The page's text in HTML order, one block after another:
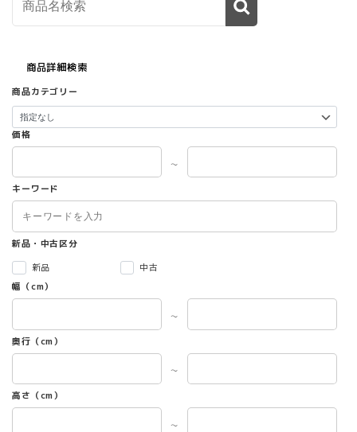
商品詳細検索
商品カテゴリー
価格
～
キーワード
新品・中古区分
新品
中古
幅（cm）
～
奥行（cm）
～
高さ（cm）
～